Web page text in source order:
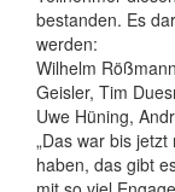
bestanden. Es
werden:
Wilhelm
Geisler, Tim
Uwe Hüning,
„Das war bis
haben, das gibt